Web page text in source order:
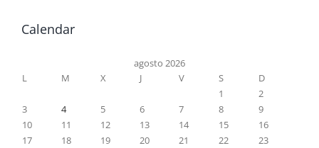
Calendar
agosto 2026
L
M X J V S
D
1
2
3
4 5 6 7 8
9
10
11 12 13 14 15
16
17
18 19 20 21 22
23